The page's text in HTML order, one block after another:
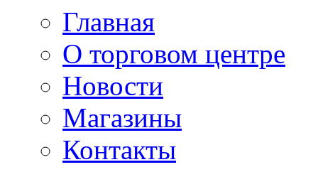
Главная
О торговом центре
Новости
Магазины
Контакты